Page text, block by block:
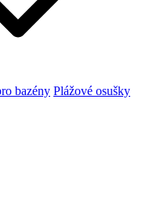
bazény Plážové osušky